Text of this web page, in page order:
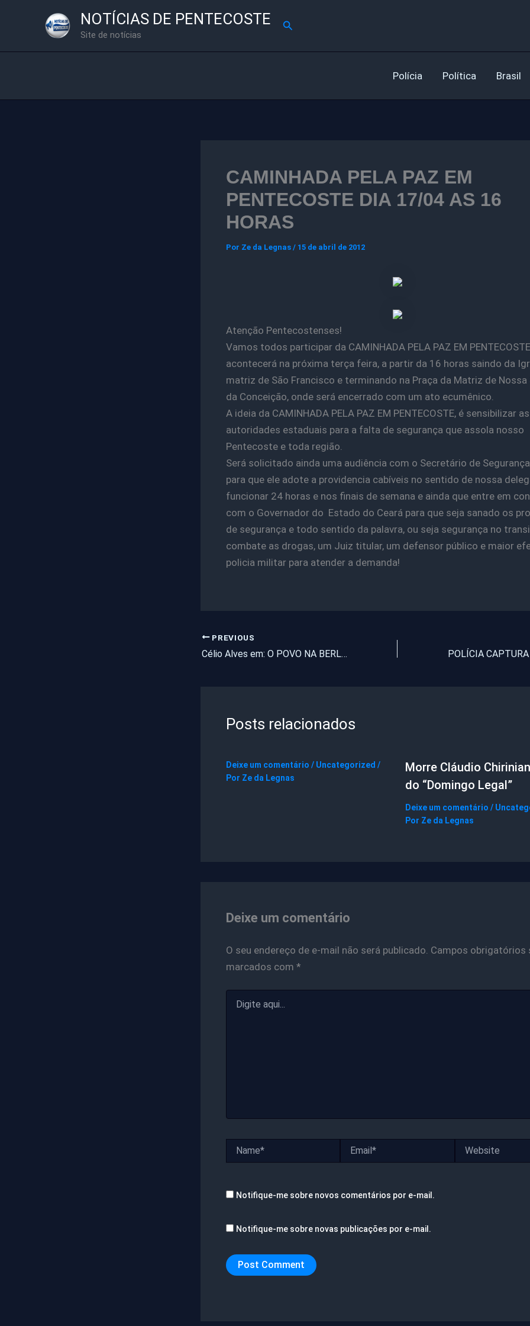
NOTÍCIAS DE PENTECOSTE
Site de notícias
Pesquisar
Polícia Política Brasil
CAMINHADA PELA PAZ EM
PENTECOSTE DIA 17/04 AS 16
HORAS
Por Ze da Legnas / 15 de abril de 2012
Atenção Pentecostenses!
Vamos todos participar da CAMINHADA PELA PAZ EM
acontecerá na próxima terça feira, a partir da 16 horas saindo da
matriz de São Francisco e terminando na Praça da Matriz de Nossa
da Conceição, onde será encerrado com um ato ecumênico.
A ideia da CAMINHADA PELA PAZ EM PENTECOSTE, é sensibilizar as
autoridades estaduais para a falta de segurança que assola nosso
Pentecoste e toda região.
Será solicitado ainda uma audiência com o Secretário de
para que ele adote a providencia cabíveis no sentido de nossa
funcionar 24 horas e nos finais de semana e ainda que entre em
com o Governador do Estado do Ceará para que seja sanado os
de segurança e todo sentido da palavra, ou seja segurança no
combate as drogas, um Juiz titular, um defensor público e maior
policia militar para atender a demanda!
PREVIOUS
Célio Alves em: O POVO NA BERLINDA
Posts relacionados
Deixe um comentário / Uncategorized /
Por Ze da Legnas
Morre Cláudio
do “Domingo Legal”
Deixe um comentário /
Por Ze da Legnas
Deixe um comentário
O seu endereço de e-mail não será publicado. Campos obrigatórios
marcados com *
aqui...
Notifique-me sobre novos comentários por e-mail.
Notifique-me sobre novas publicações por e-mail.